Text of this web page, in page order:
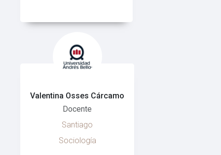
Valentina Osses Cárcamo
Docente
Santiago
Sociología